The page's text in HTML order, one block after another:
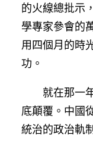
的火線總批示
學專家參會的
用四個月的時
功。
就在那一
底顛覆。中國
統治的政治軌